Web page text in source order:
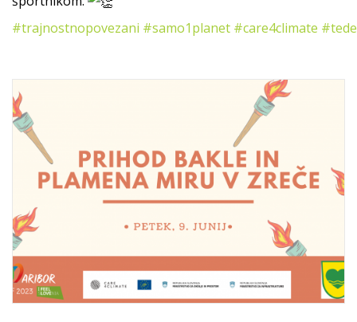
#trajnostnopovezani #samo1planet #care4climate